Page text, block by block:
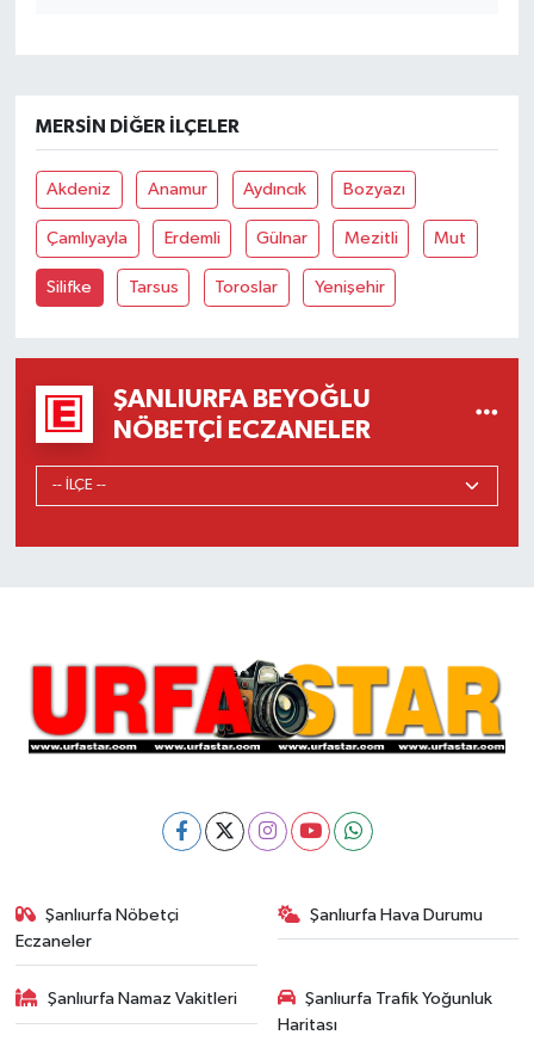
MERSIN DIĞER İLÇELER
Akdeniz Anamur Aydıncık Bozyazı
Çamlıyayla Erdemli Gülnar Mezitli Mut
Silifke Tarsus Toroslar Yenişehir
ŞANLIURFA BEYOĞLU
NÖBETÇI ECZANELER
Şanlıurfa Nöbetçi
Eczaneler
Şanlıurfa Hava Durumu
Şanlıurfa Namaz Vakitleri
Şanlıurfa Trafik Yoğunluk
Haritası